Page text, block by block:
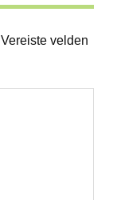
Vereiste velden